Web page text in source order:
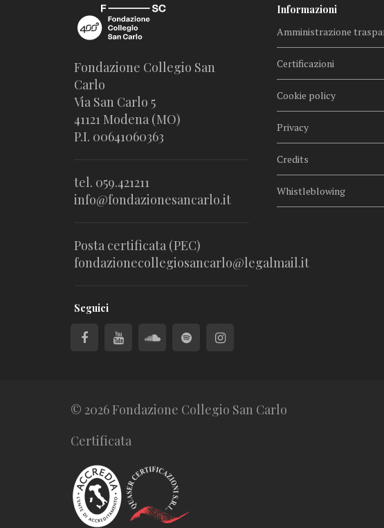
Fondazione Collegio San
Carlo
Via San Carlo 5
41121 Modena (MO)
P.I. 00641060363
tel. 059.421211
info@fondazionesancarlo.it
Posta certificata (PEC)
fondazionecollegiosancarlo@legalmail.it
Seguici
Informazioni
Amministrazione
Certificazioni
Cookie policy
Privacy
Credits
Whistleblowing
© 2026 Fondazione Collegio San Carlo
Certificata